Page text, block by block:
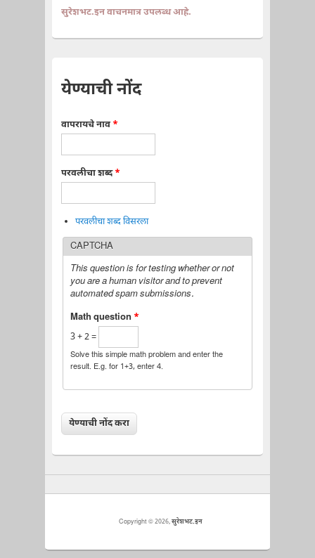
सुरेशभट.इन वाचनमात्र उपलब्ध आहे.
येण्याची नोंद
वापरायचे नाव *
परवलीचा शब्द*
परवलीचा शब्द विसरला
CAPTCHA
This question is for testing whether or not
you are a human visitor and to prevent
automated spam submissions.
Math question *
3 + 2 =
Solve this simple math problem and enter the
result. E.g. for 1+3, enter 4.
Copyright © 2026,सुरेशभट.इन